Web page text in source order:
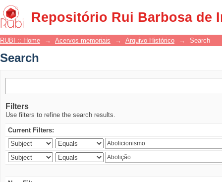
Repositório Rui Barbosa de
Search
RUBI :: Home → Acervos memoriais → Arquivo Histórico → Search
Search
Filters
Use filters to refine the search results.
Current Filters: